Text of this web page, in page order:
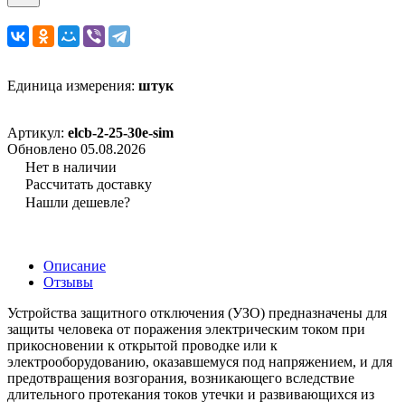
Единица измерения: штук
Артикул: elcb-2-25-30e-sim
Обновлено 05.08.2026
Нет в наличии
Рассчитать доставку
Нашли дешевле?
Описание
Отзывы
Устройства защитного отключения (УЗО) предназначены для
защиты человека от поражения электрическим током при
прикосновении к открытой проводке или к
электрооборудованию, оказавшемуся под напряжением, и для
предотвращения возгорания, возникающего вследствие
длительного протекания токов утечки и развивающихся из